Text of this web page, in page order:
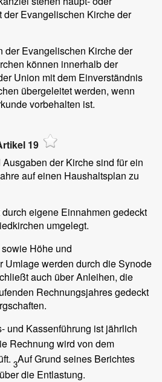
Evangelischen Kirche der
der Evangelischen Kirche der
können innerhalb der
Union mit dem Einverständnis
übergeleitet werden, wenn
vorbehalten ist.
19
der Kirche sind für ein
auf einen Haushaltsplan zu
eigene Einnahmen gedeckt
umgelegt.
Höhe und
Umlage werden durch die Synode
auch über Anleihen, die
Rechnungsjahres gedeckt
und Kassenführung ist jährlich
Rechnung wird von dem
3Auf Grund seines Berichtes
die Entlastung.